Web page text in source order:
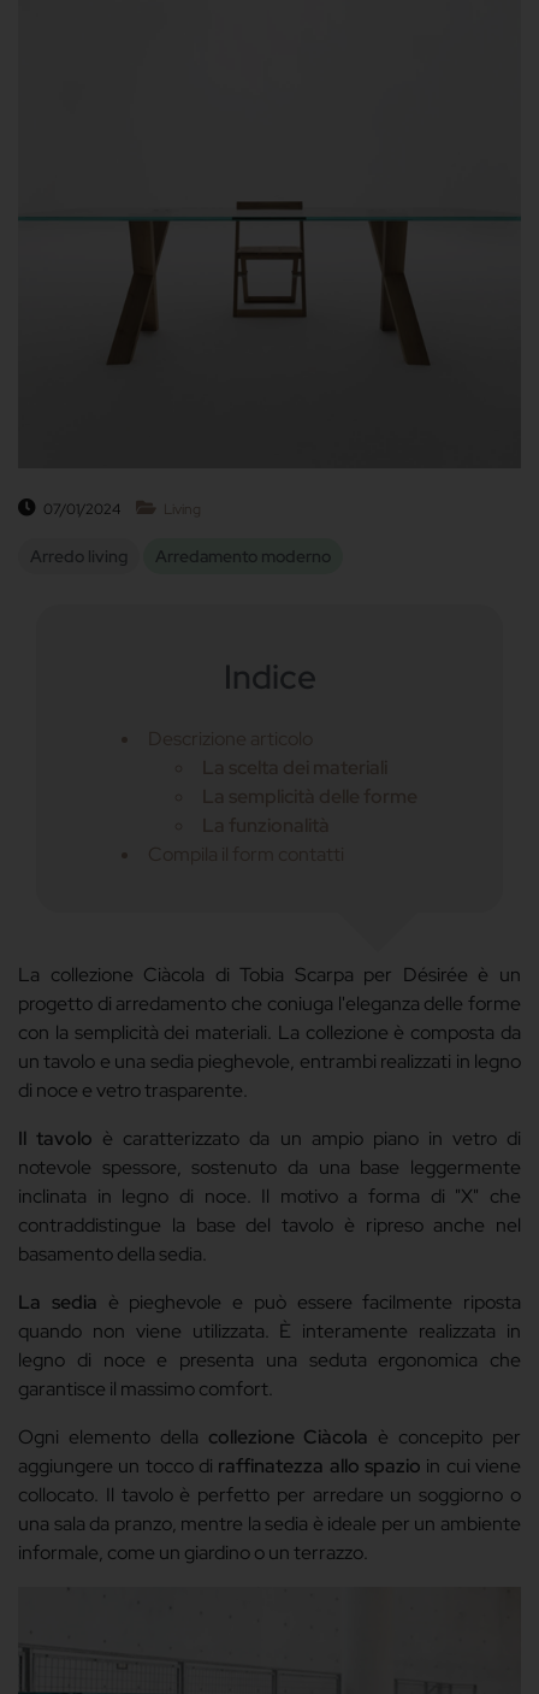
07/01/2024 Living
Arredo living Arredamento moderno
Indice
La collezione Ciàcola di Tobia Scarpa per Désirée è un
progetto di arredamento che coniuga l'eleganza delle forme
con la semplicità dei materiali. La collezione è composta da
un tavolo e una sedia pieghevole, entrambi realizzati in legno
di noce e vetro trasparente.
Il tavolo è caratterizzato da un ampio piano in vetro di
notevole spessore, sostenuto da una base leggermente
inclinata in legno di noce. Il motivo a forma di "X" che
contraddistingue la base del tavolo è ripreso anche nel
basamento della sedia.
La sedia è pieghevole e può essere facilmente riposta
quando non viene utilizzata. È interamente realizzata in
legno di noce e presenta una seduta ergonomica che
garantisce il massimo comfort.
Ogni elemento della collezione Ciàcola è concepito per
aggiungere un tocco di raffinatezza allo spazio in cui viene
collocato. Il tavolo è perfetto per arredare un soggiorno o
una sala da pranzo, mentre la sedia è ideale per un ambiente
informale, come un giardino o un terrazzo.